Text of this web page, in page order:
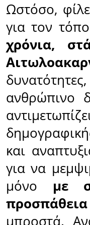
Ωστόσο,
για τον
χρόνια,
ανθρώπινο
και
για να
μόνο με
προσπάθεια
μπροστά.